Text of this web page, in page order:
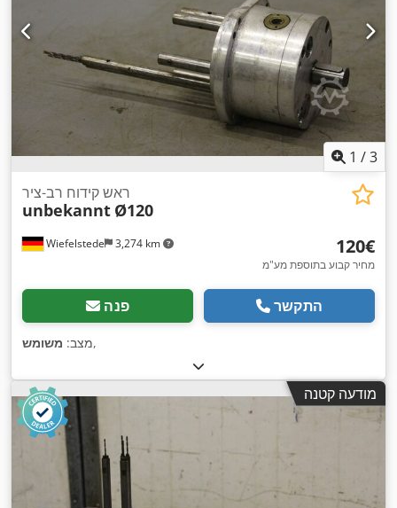
1 /3
Wiefelstede 3,274 km
ראש קידוח רב-ציר
unbekannt Ø120
‏120 ‏€
מחיר קבוע בתוספת מע"מ
פנה התקשר
מצב: משומש ,
מודעה קטנה